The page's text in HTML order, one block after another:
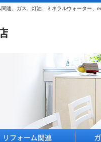
連、ガス、灯油、ミネラルウォーター、